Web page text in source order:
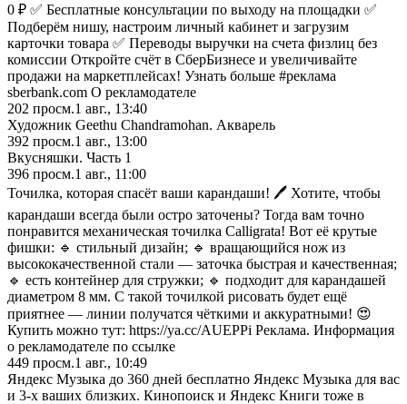
0 ₽ ✅ Бесплатные консультации по выходу на площадки ✅
Подберём нишу, настроим личный кабинет и загрузим
карточки товара ✅ Переводы выручки на счета физлиц без
комиссии Откройте счёт в СберБизнесе и увеличивайте
продажи на маркетплейсах! Узнать больше #реклама
sberbank.com О рекламодателе
202 просм.1 авг., 13:40
Художник Geethu Chandramohan. Акварель
392 просм.1 авг., 13:00
Вкусняшки. Часть 1
396 просм.1 авг., 11:00
Точилка, которая спасёт ваши карандаши! 🖊️ Хотите, чтобы
карандаши всегда были остро заточены? Тогда вам точно
понравится механическая точилка Calligrata! Вот её крутые
фишки: 🔹 стильный дизайн; 🔹 вращающийся нож из
высококачественной стали — заточка быстрая и качественная;
🔹 есть контейнер для стружки; 🔹 подходит для карандашей
диаметром 8 мм. С такой точилкой рисовать будет ещё
приятнее — линии получатся чёткими и аккуратными! 😍
Купить можно тут: https://ya.cc/AUEPPi Реклама. Информация
о рекламодателе по ссылке
449 просм.1 авг., 10:49
Яндекс Музыка до 360 дней бесплатно Яндекс Музыка для вас
и 3-х ваших близких. Кинопоиск и Яндекс Книги тоже в